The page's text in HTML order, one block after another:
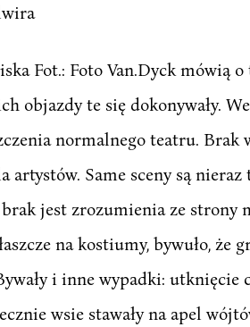
Fot.: Foto Van.Dyck mówią
objazdy te się dokonywały.
normalnego teatru. Brak
artystów. Same sceny są
jest zrozumienia ze strony
na kostiumy, bywuło,
i inne wypadki: utknięcie
wsie stawały na apel